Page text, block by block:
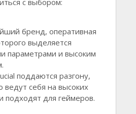
бренд, оперативная
выделяется
параметрами и высоким
поддаются разгону,
ведут себя на высоких
подходят для геймеров.